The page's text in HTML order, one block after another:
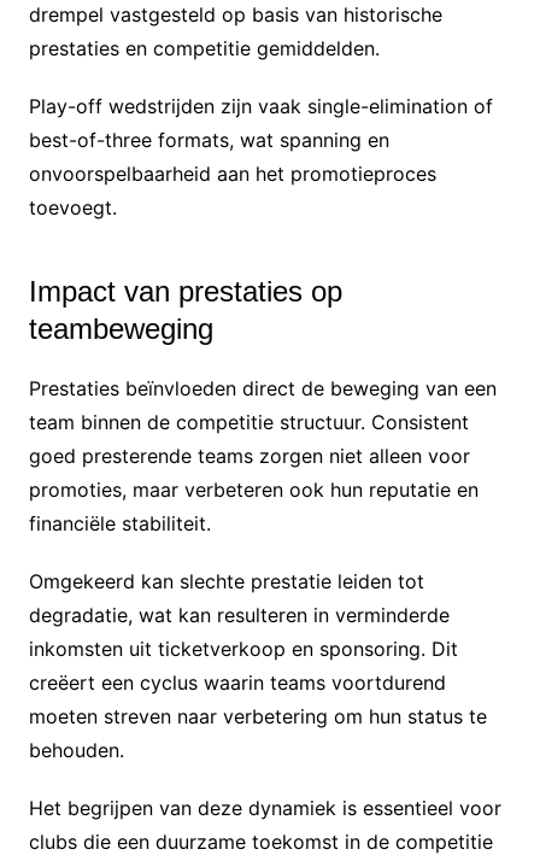
drempel vastgesteld op basis van historische
prestaties en competitie gemiddelden.
Play-off wedstrijden zijn vaak single-elimination of
best-of-three formats, wat spanning en
onvoorspelbaarheid aan het promotieproces
toevoegt.
Impact van prestaties op
teambeweging
Prestaties beïnvloeden direct de beweging van een
team binnen de competitie structuur. Consistent
goed presterende teams zorgen niet alleen voor
promoties, maar verbeteren ook hun reputatie en
financiële stabiliteit.
Omgekeerd kan slechte prestatie leiden tot
degradatie, wat kan resulteren in verminderde
inkomsten uit ticketverkoop en sponsoring. Dit
creëert een cyclus waarin teams voortdurend
moeten streven naar verbetering om hun status te
behouden.
Het begrijpen van deze dynamiek is essentieel voor
clubs die een duurzame toekomst in de competitie